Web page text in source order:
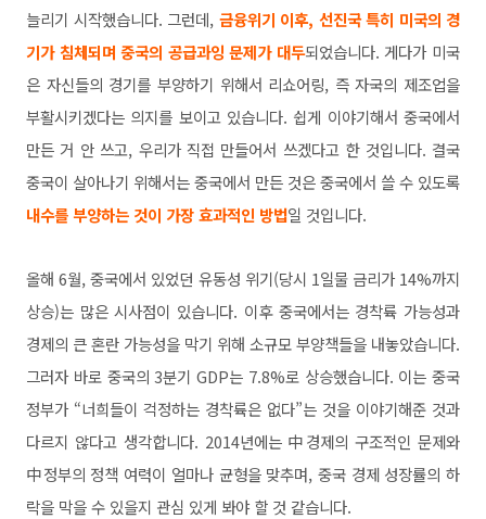
늘리기 시작했습니다. 그런데, 금융위기 이후, 선진국 특히 미국의 경
기가 침체되며 중국의 공급과잉 문제가 대두되었습니다. 게다가 미국
은 자신들의 경기를 부양하기 위해서 리쇼어링, 즉 자국의 제조업을
부활시키겠다는 의지를 보이고 있습니다. 쉽게 이야기해서 중국에서
만든 거 안 쓰고, 우리가 직접 만들어서 쓰겠다고 한 것입니다. 결국
중국이 살아나기 위해서는 중국에서 만든 것은 중국에서 쓸 수 있도록
내수를 부양하는 것이 가장 효과적인 방법일 것입니다.
올해 6월, 중국에서 있었던 유동성 위기(당시 1일물 금리가 14%까지
상승)는 많은 시사점이 있습니다. 이후 중국에서는 경착륙 가능성과
경제의 큰 혼란 가능성을 막기 위해 소규모 부양책들을 내놓았습니다.
그러자 바로 중국의 3분기 GDP는 7.8%로 상승했습니다. 이는 중국
정부가 “너희들이 걱정하는 경착륙은 없다”는 것을 이야기해준 것과
다르지 않다고 생각합니다. 2014년에는 中경제의 구조적인 문제와
中정부의 정책 여력이 얼마나 균형을 맞추며, 중국 경제 성장률의 하
락을 막을 수 있을지 관심 있게 봐야 할 것 같습니다.